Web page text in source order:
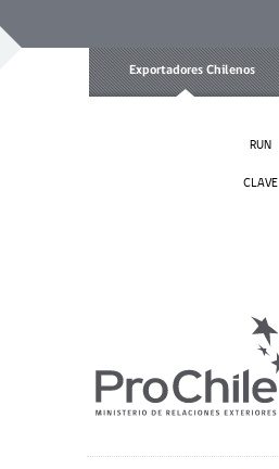
Exportadores Chilenos
RUN
CLAVE